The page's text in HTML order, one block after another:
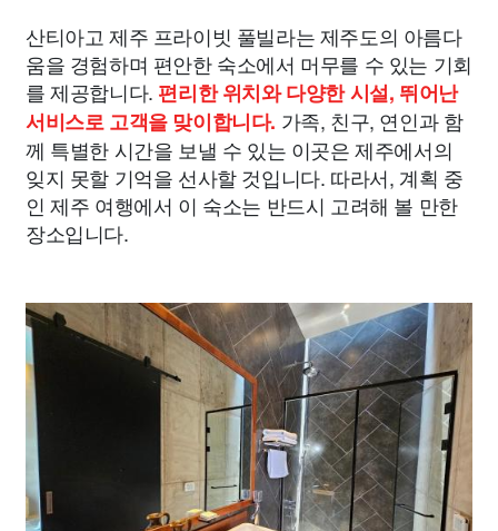
산티아고 제주 프라이빗 풀빌라는 제주도의 아름다
움을 경험하며 편안한 숙소에서 머무를 수 있는 기회
를 제공합니다. 편리한 위치와 다양한 시설, 뛰어난
서비스로 고객을 맞이합니다. 가족, 친구, 연인과 함
께 특별한 시간을 보낼 수 있는 이곳은 제주에서의
잊지 못할 기억을 선사할 것입니다. 따라서, 계획 중
인 제주 여행에서 이 숙소는 반드시 고려해 볼 만한
장소입니다.